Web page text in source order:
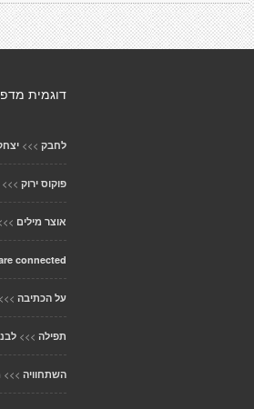
דוגמית
לחבק >>>
פוקוס ירוק >>>
אוצר מילים
connected
על הכתיבה >>>
תפילה >>>
השתחוויה >>>